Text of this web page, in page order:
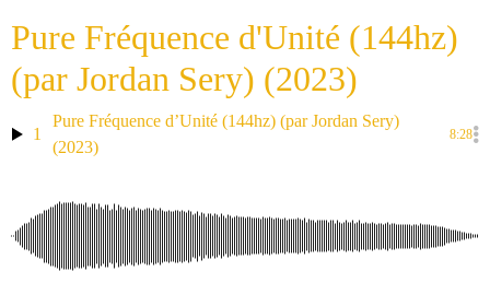
Pure Fréquence d'Unité (144hz)
(par Jordan Sery) (2023)
1
Pure Fréquence d’Unité (144hz) (par Jordan Sery)
(2023)
8:28